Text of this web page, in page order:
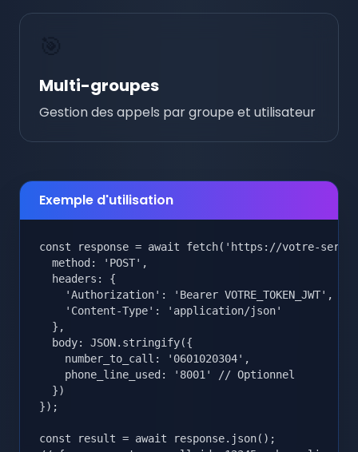
Multi-groupes
Gestion des appels par groupe et utilisateur
Exemple d'utilisation
const response = await fetch('https://votre-
  method: 'POST',
  headers: {
    'Authorization': 'Bearer VOTRE_TOKEN_JWT',
    'Content-Type': 'application/json'
  },
  body: JSON.stringify({
    number_to_call: '0601020304',
    phone_line_used: '8001' // Optionnel
  })
});
const result = await response.json();